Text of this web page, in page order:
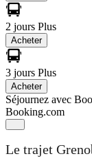
2 jours Plus
Acheter
3 jours Plus
Acheter
Séjournez avec
Booking.com
Le trajet